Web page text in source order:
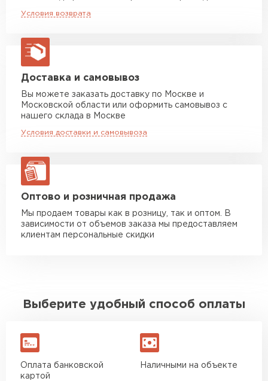
макс. длина груза 6 м
Машина до 10 тн до 37 м3
макс. длина груза 8 м
Машина до 20 тн до 80 м3
Манипулятор до 5 тн
макс. длина груза 6 м
от 7 000 руб
макс. длина груза 8 м
Манипулятор до 20 тн
макс. длина груза 13,5 м
ЗАКАЗАТЬ С ДОСТАВКОЙ
Условия возврата
Доставка и самовывоз
Вы можете заказать доставку по Москве и
Московской области или оформить самовывоз с
нашего склада в Москве
Условия доставки и самовывоза
Оптово и розничная продажа
Мы продаем товары как в розницу, так и оптом. В
зависимости от объемов заказа мы предоставляем
клиентам персональные скидки
Выберите удобный способ оплаты
Оплата банковской
картой
Наличными на объекте